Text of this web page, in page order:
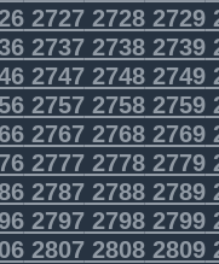
272727282729
273727382739
274727482749
275727582759
276727682769
277727782779
278727882789
279727982799
280728082809